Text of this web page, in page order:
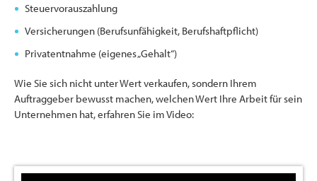
Steuervorauszahlung
Versicherungen (Berufsunfähigkeit, Berufshaftpflicht)
Privatentnahme (eigenes „Gehalt“)
Wie Sie sich nicht unter Wert verkaufen, sondern Ihrem
Auftraggeber bewusst machen, welchen Wert Ihre Arbeit für sein
Unternehmen hat, erfahren Sie im Video: